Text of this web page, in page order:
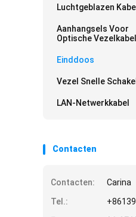
Luchtgeblazen Kabel
Aanhangsels Voor
Optische
Einddoos
Vezel Snelle
LAN-Netwerkkabel
Contacten
Contacten:
Carina
Tel.: